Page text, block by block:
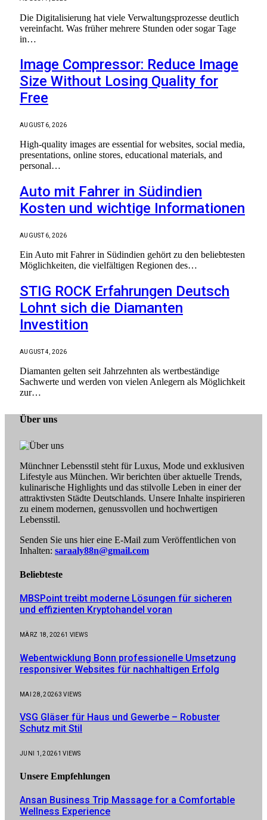
Die Digitalisierung hat viele Verwaltungsprozesse deutlich
vereinfacht. Was früher mehrere Stunden oder sogar Tage
in…
Image Compressor: Reduce Image
Size Without Losing Quality for
Free
AUGUST 6, 2026
High-quality images are essential for websites, social media,
presentations, online stores, educational materials, and
personal…
Auto mit Fahrer in Südindien
Kosten und wichtige Informationen
AUGUST 6, 2026
Ein Auto mit Fahrer in Südindien gehört zu den beliebtesten
Möglichkeiten, die vielfältigen Regionen des…
STIG ROCK Erfahrungen Deutsch
Lohnt sich die Diamanten
Investition
AUGUST 4, 2026
Diamanten gelten seit Jahrzehnten als wertbeständige
Sachwerte und werden von vielen Anlegern als Möglichkeit
zur…
Über uns
Münchner Lebensstil steht für Luxus, Mode und exklusiven
Lifestyle aus München. Wir berichten über aktuelle Trends,
kulinarische Highlights und das stilvolle Leben in einer der
attraktivsten Städte Deutschlands. Unsere Inhalte inspirieren
zu einem modernen, genussvollen und hochwertigen
Lebensstil.
Senden Sie uns hier eine E-Mail zum Veröffentlichen von
Inhalten: saraaly88n@gmail.com
Beliebteste
MBSPoint treibt moderne Lösungen für sicheren
und effizienten Kryptohandel voran
MÄRZ 18, 20261 VIEWS
Webentwicklung Bonn professionelle Umsetzung
responsiver Websites für nachhaltigen Erfolg
MAI 28, 20263VIEWS
VSG Gläser für Haus und Gewerbe – Robuster
Schutz mit Stil
JUNI 1, 20261VIEWS
Unsere Empfehlungen
Ansan Business Trip Massage for a Comfortable
Wellness Experience